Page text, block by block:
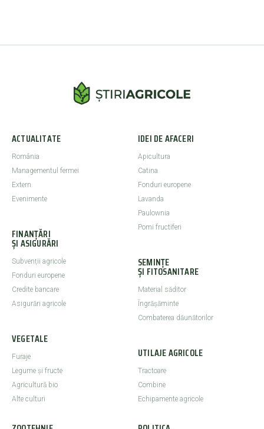
ACTUALITATE
România
Managementul fermei
Extern
Evenimente
FINANȚĂRI
ȘI ASIGURĂRI
Subvenții agricole
Fonduri europene
Credite bancare
Asigurări agricole
VEGETALE
Furaje
Legume şi fructe
Agricultură bio
Alte culturi
IDEI DE AFACERI
Apicultura
Catina
Fonduri europene
Lavanda
Paulownia
Pomi fructiferi
SEMINȚE
ȘI FITOSANITARE
Material săditor
Îngrășăminte
Combaterea dăunătorilor
UTILAJE AGRICOLE
Tractoare
Combine
Echipamente agricole